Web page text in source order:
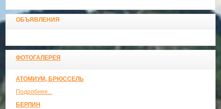
ОБЪЯВЛЕНИЯ
ФОТОГАЛЕРЕЯ
АТОМИУМ, БРЮССЕЛЬ
Подробнее...
БЕРЛИН